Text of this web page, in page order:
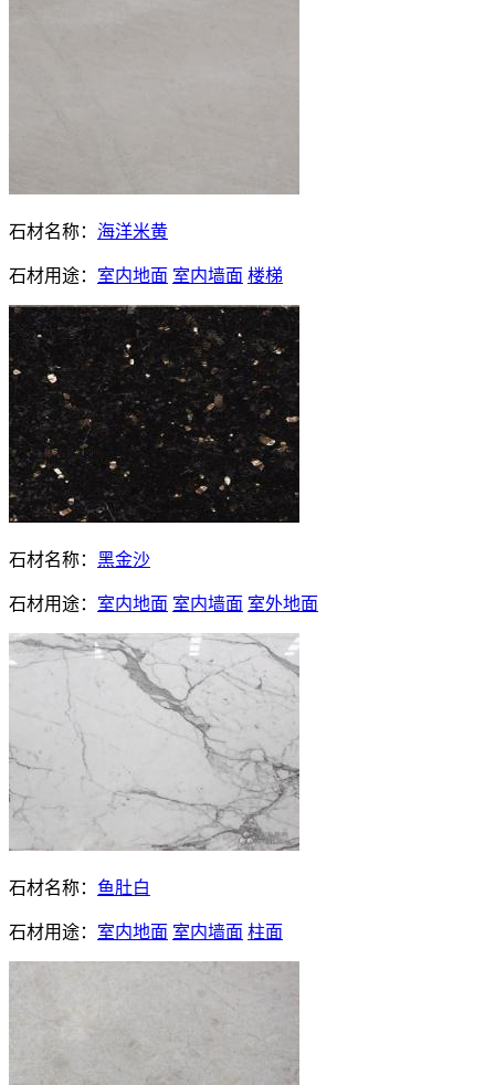
石材名称： 海洋米黄
石材用途： 室内地面 室内墙面 楼梯
石材名称： 黑金沙
石材用途： 室内地面 室内墙面 室外地面
石材名称： 鱼肚白
石材用途： 室内地面 室内墙面 柱面